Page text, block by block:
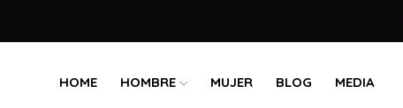
HOME HOMBRE MUJER BLOG MEDIA